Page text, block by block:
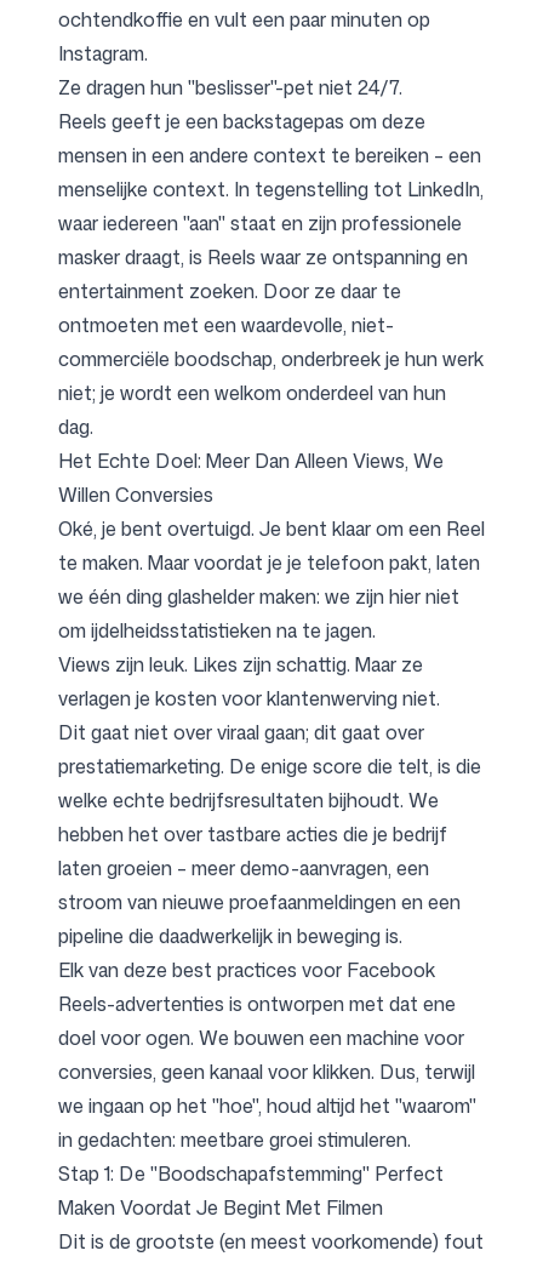
ochtendkoffie en vult een paar minuten op
Instagram.
Ze dragen hun "beslisser"-pet niet 24/7.
Reels geeft je een backstagepas om deze
mensen in een andere context te bereiken – een
menselijke context. In tegenstelling tot LinkedIn,
waar iedereen "aan" staat en zijn professionele
masker draagt, is Reels waar ze ontspanning en
entertainment zoeken. Door ze daar te
ontmoeten met een waardevolle, niet-
commerciële boodschap, onderbreek je hun werk
niet; je wordt een welkom onderdeel van hun
dag.
Het Echte Doel: Meer Dan Alleen Views, We
Willen Conversies
Oké, je bent overtuigd. Je bent klaar om een Reel
te maken. Maar voordat je je telefoon pakt, laten
we één ding glashelder maken: we zijn hier niet
om ijdelheidsstatistieken na te jagen.
Views zijn leuk. Likes zijn schattig. Maar ze
verlagen je kosten voor klantenwerving niet.
Dit gaat niet over viraal gaan; dit gaat over
prestatiemarketing. De enige score die telt, is die
welke echte bedrijfsresultaten bijhoudt. We
hebben het over tastbare acties die je bedrijf
laten groeien – meer demo-aanvragen, een
stroom van nieuwe proefaanmeldingen en een
pipeline die daadwerkelijk in beweging is.
Elk van deze best practices voor Facebook
Reels-advertenties is ontworpen met dat ene
doel voor ogen. We bouwen een machine voor
conversies, geen kanaal voor klikken. Dus, terwijl
we ingaan op het "hoe", houd altijd het "waarom"
in gedachten: meetbare groei stimuleren.
Stap 1: De "Boodschapafstemming" Perfect
Maken Voordat Je Begint Met Filmen
Dit is de grootste (en meest voorkomende) fout